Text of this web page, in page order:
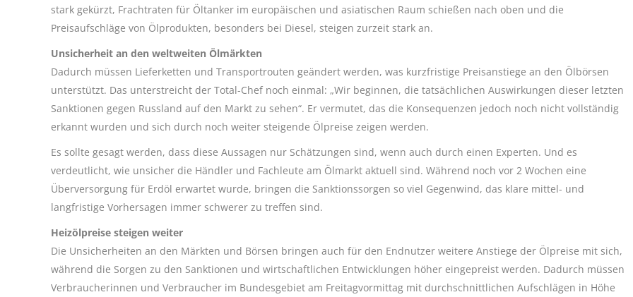
stark gekürzt, Frachtraten für Öltanker im europäischen und asiatischen Raum schießen nach oben und die
Preisaufschläge von Ölprodukten, besonders bei Diesel, steigen zurzeit stark an.
Unsicherheit an den weltweiten Ölmärkten
Dadurch müssen Lieferketten und Transportrouten geändert werden, was kurzfristige Preisanstiege an den Ölbörsen
unterstützt. Das unterstreicht der Total-Chef noch einmal: „Wir beginnen, die tatsächlichen Auswirkungen dieser letzten
Sanktionen gegen Russland auf den Markt zu sehen“. Er vermutet, das die Konsequenzen jedoch noch nicht vollständig
erkannt wurden und sich durch noch weiter steigende Ölpreise zeigen werden.
Es sollte gesagt werden, dass diese Aussagen nur Schätzungen sind, wenn auch durch einen Experten. Und es
verdeutlicht, wie unsicher die Händler und Fachleute am Ölmarkt aktuell sind. Während noch vor 2 Wochen eine
Überversorgung für Erdöl erwartet wurde, bringen die Sanktionssorgen so viel Gegenwind, das klare mittel- und
langfristige Vorhersagen immer schwerer zu treffen sind.
Heizölpreise steigen weiter
Die Unsicherheiten an den Märkten und Börsen bringen auch für den Endnutzer weitere Anstiege der Ölpreise mit sich,
während die Sorgen zu den Sanktionen und wirtschaftlichen Entwicklungen höher eingepreist werden. Dadurch müssen
Verbraucherinnen und Verbraucher im Bundesgebiet am Freitagvormittag mit durchschnittlichen Aufschlägen in Höhe